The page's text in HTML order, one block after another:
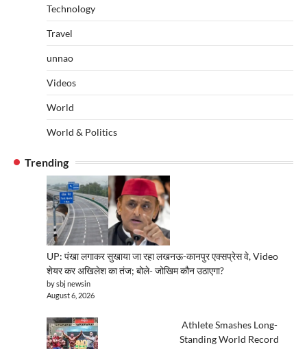
Technology
Travel
unnao
Videos
World
World & Politics
Trending
UP: पंखा लगाकर सुखाया जा रहा लखनऊ-कानपुर एक्सप्रेस वे, Video
शेयर कर अखिलेश का तंज; बोले- जोखिम कौन उठाएगा?
by sbj newsin
August 6, 2026
Athlete Smashes Long-
Standing World Record